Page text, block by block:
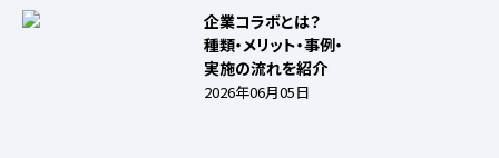
企業コラボとは？
種類・メリット・事例・
実施の流れを紹介
2026年06月05日